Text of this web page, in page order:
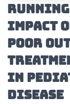
Running
Impact
Poor
in
Disease